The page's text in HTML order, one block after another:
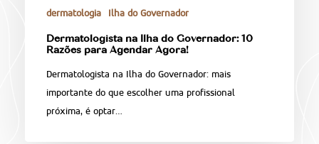
dermatologia Ilha do Governador
Dermatologista na Ilha do Governador: 10
Razões para Agendar Agora!
Dermatologista na Ilha do Governador: mais
importante do que escolher uma profissional
próxima, é optar…